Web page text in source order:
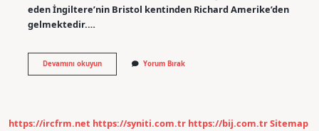
eden İngiltere’nin Bristol kentinden Richard Amerike’den
gelmektedir.…
Devamını okuyunAmerika
Kıtasını
Yorum Bırak
https://ircfrm.net https://syniti.com.tr https://bij.com.trSitemap